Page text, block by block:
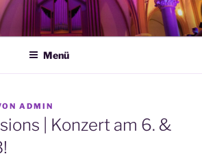
Menü
ADMIN
| Konzert am 6. &